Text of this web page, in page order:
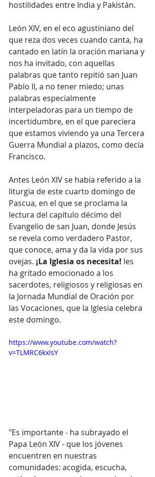
hostilidades entre India y Pakistán.
León XIV, en el eco agustiniano del
que reza dos veces cuando canta, ha
cantado en latín la oración mariana y
nos ha invitado, con aquellas
palabras que tanto repitió san Juan
Pablo II, a no tener miedo; unas
palabras especialmente
interpeladoras para un tiempo de
incertidumbre, en el que pareciera
que estamos viviendo ya una Tercera
Guerra Mundial a plazos, como decía
Francisco.
Antes León XIV se había referido a la
liturgia de este cuarto domingo de
Pascua, en el que se proclama la
lectura del capítulo décimo del
Evangelio de san Juan, donde Jesús
se revela como verdadero Pastor,
que conoce, ama y da la vida por sus
ovejas. ¡La Iglesia os necesita! les
ha gritado emocionado a los
sacerdotes, religiosos y religiosas en
la Jornada Mundial de Oración por
las Vocaciones, que la Iglesia celebra
este domingo.
https://www.youtube.com/watch?
v=TLMRC6kxIsY
"Es importante - ha subrayado el
Papa León XIV - que los jóvenes
encuentren en nuestras
comunidades: acogida, escucha,